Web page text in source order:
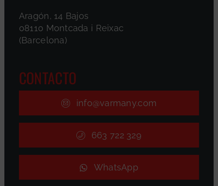
Aragón, 14 Bajos
08110 Montcada i Reixac
(Barcelona)
CONTACTO
info@varmany.com
663 722 329
WhatsApp